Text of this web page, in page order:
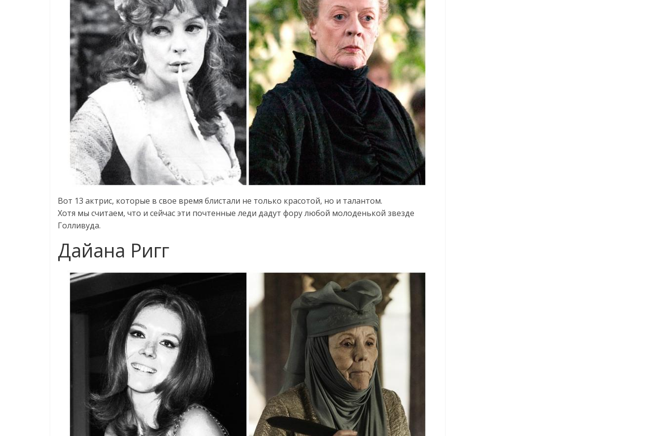
Вот 13 актрис, которые в свое время блистали не только красотой, но и талантом.
Хотя мы считаем, что и сейчас эти почтенные леди дадут фору любой молоденькой звезде
Голливуда.
Дайана Ригг